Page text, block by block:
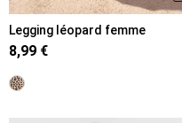
Legging léopard femme
8,99 €